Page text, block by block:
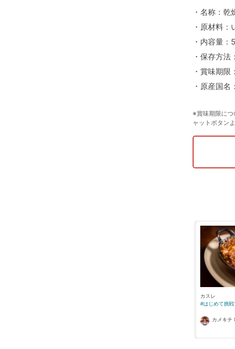
・名称：乾
・原材料：
・内容量：
・保存方
・賞味期
・原産国名
※賞味期限につ
ャットボタン
カスレ
#はじめて挑
カメキチ